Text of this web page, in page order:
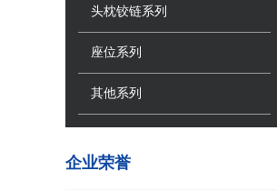
头枕铰链系列
座位系列
其他系列
企业荣誉